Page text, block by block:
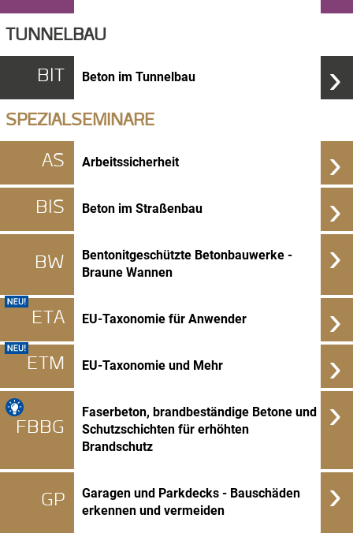
TUNNELBAU
BIT Beton im Tunnelbau ›
SPEZIALSEMINARE
AS Arbeitssicherheit ›
BIS Beton im Straßenbau ›
BW
Bentonitgeschützte Betonbauwerke -
Braune Wannen
›
ETA EU-Taxonomie für Anwender ›
ETM EU-Taxonomie und Mehr ›
FBBG
Faserbeton, brandbeständige Betone und
Schutzschichten für erhöhten
Brandschutz
›
GP
Garagen und Parkdecks - Bauschäden
erkennen und vermeiden
›